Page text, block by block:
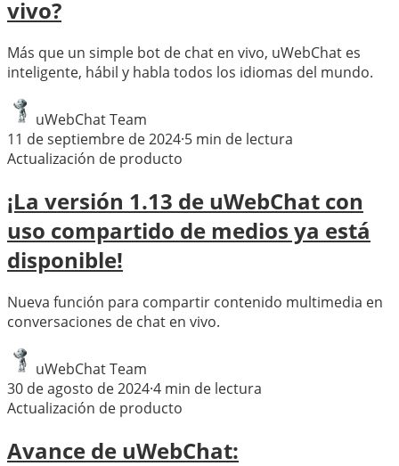
vivo?
Más que un simple bot de chat en vivo, uWebChat es
inteligente, hábil y habla todos los idiomas del mundo.
uWebChat Team
11 de septiembre de 2024·5 min de lectura
Actualización de producto
¡La versión 1.13 de uWebChat con
uso compartido de medios ya está
disponible!
Nueva función para compartir contenido multimedia en
conversaciones de chat en vivo.
uWebChat Team
30 de agosto de 2024·4 min de lectura
Actualización de producto
Avance de uWebChat: